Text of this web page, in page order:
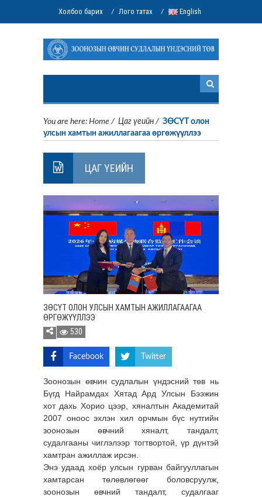
Холбоо барих / Лого татах / English
You are here: Home / Цаг үеийн / ЗӨСҮТ олон
улсын хамтын ажиллагаагаа өргөжүүллээ
ЦАГ ҮЕИЙН
ЗӨСҮТ ОЛОН УЛСЫН ХАМТЫН АЖИЛЛАГААГАА
ӨРГӨЖҮҮЛЛЭЭ
530
Facebook Twitter
Зоонозын өвчин судлалын үндэсний төв нь
Бүгд Найрамдах Хятад Ард Улсын Бээжин
хот дахь Хорио цээр, хяналтын Академитай
2007 оноос эхлэн хил орчмын бүс нутгийн
зоонозын өвчний хяналт, тандалт,
судалгааны чиглэлээр тогтвортой, үр дүнтэй
хамтран ажиллаж ирсэн.
Энэ удаад хоёр улсын гурван байгууллагын
хамтарсан төлөвлөгөөг боловсруулж,
зоонозын өвчний тандалт, судалгааг